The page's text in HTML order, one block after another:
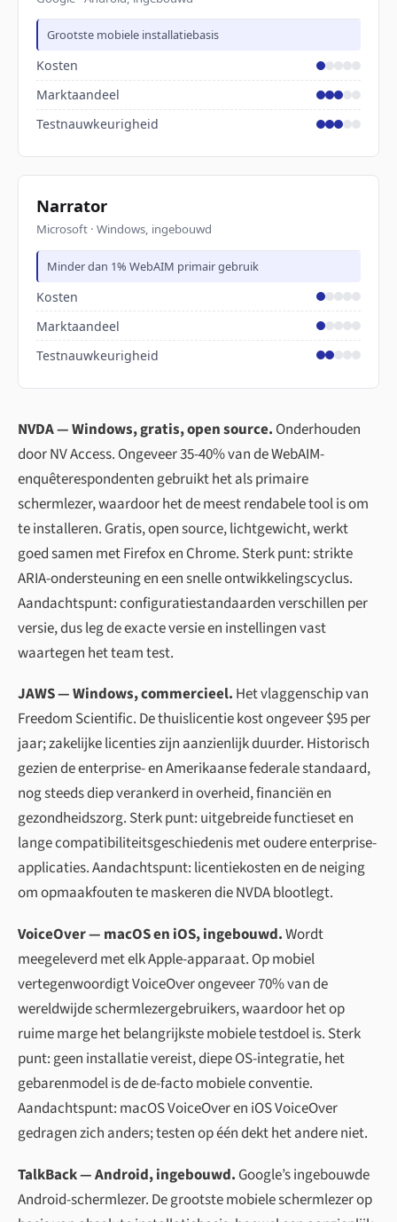
Grootste mobiele installatiebasis
Kosten
Marktaandeel
Testnauwkeurigheid
Narrator
Microsoft · Windows, ingebouwd
Minder dan 1% WebAIM primair gebruik
Kosten
Marktaandeel
Testnauwkeurigheid
NVDA — Windows, gratis, open source. Onderhouden
door NV Access. Ongeveer 35-40% van de WebAIM-
enquêterespondenten gebruikt het als primaire
schermlezer, waardoor het de meest rendabele tool is om
te installeren. Gratis, open source, lichtgewicht, werkt
goed samen met Firefox en Chrome. Sterk punt: strikte
ARIA-ondersteuning en een snelle ontwikkelingscyclus.
Aandachtspunt: configuratiestandaarden verschillen per
versie, dus leg de exacte versie en instellingen vast
waartegen het team test.
JAWS — Windows, commercieel. Het vlaggenschip van
Freedom Scientific. De thuislicentie kost ongeveer $95 per
jaar; zakelijke licenties zijn aanzienlijk duurder. Historisch
gezien de enterprise- en Amerikaanse federale standaard,
nog steeds diep verankerd in overheid, financiën en
gezondheidszorg. Sterk punt: uitgebreide functieset en
lange compatibiliteitsgeschiedenis met oudere enterprise-
applicaties. Aandachtspunt: licentiekosten en de neiging
om opmaakfouten te maskeren die NVDA blootlegt.
VoiceOver — macOS en iOS, ingebouwd.Wordt
meegeleverd met elk Apple-apparaat. Op mobiel
vertegenwoordigt VoiceOver ongeveer 70% van de
wereldwijde schermlezergebruikers, waardoor het op
ruime marge het belangrijkste mobiele testdoel is. Sterk
punt: geen installatie vereist, diepe OS-integratie, het
gebarenmodel is de de-facto mobiele conventie.
Aandachtspunt: macOS VoiceOver en iOS VoiceOver
gedragen zich anders; testen op één dekt het andere niet.
TalkBack — Android, ingebouwd. Google’s ingebouwde
Android-schermlezer. De grootste mobiele schermlezer op